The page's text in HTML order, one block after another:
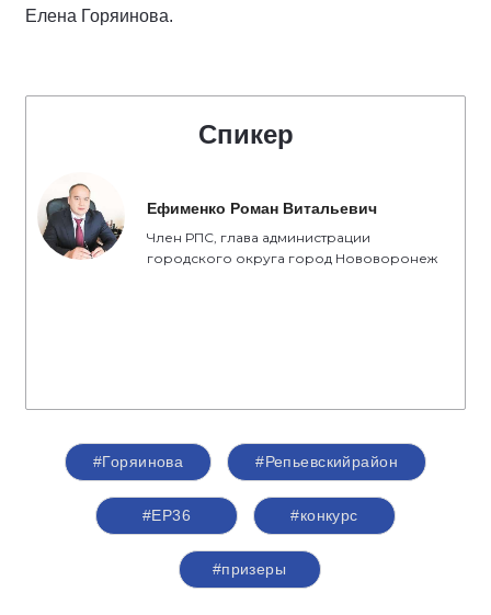
Елена Горяинова.
Спикер
Ефименко Роман Витальевич
Член РПС, глава администрации
городского округа город Нововоронеж
#Горяинова #Репьевскийрайон
#ЕР36 #конкурс
#призеры